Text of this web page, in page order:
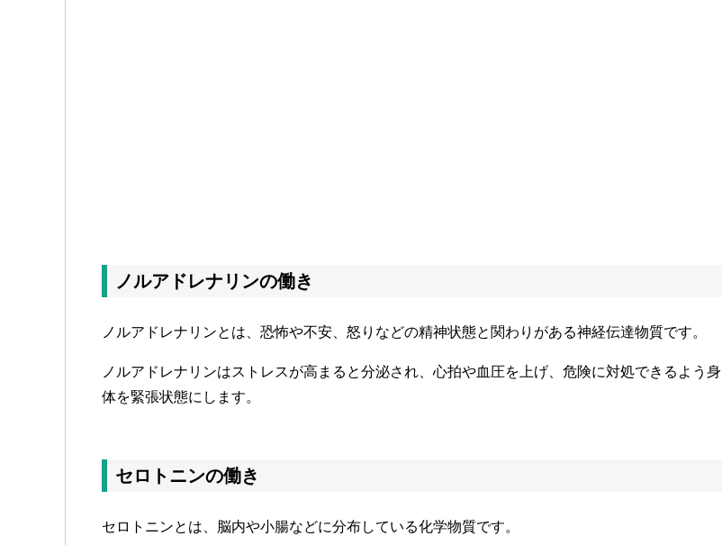
ノルアドレナリンの働き
ノルアドレナリンとは、恐怖や不安、怒りなどの精神状態と関わりがある神経伝達物質です。
ノルアドレナリンはストレスが高まると分泌され、心拍や血圧を上げ、危険に対処できるよう身
体を緊張状態にします。
セロトニンの働き
セロトニンとは、脳内や小腸などに分布している化学物質です。